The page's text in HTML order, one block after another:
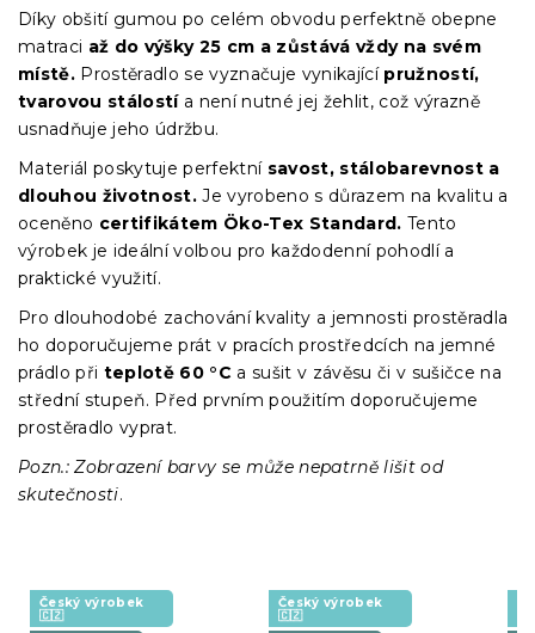
Díky obšití gumou po celém obvodu perfektně obepne
matraci až do výšky 25 cm a zůstává vždy na svém
místě. Prostěradlo se vyznačuje vynikající pružností,
tvarovou stálostía není nutné jej žehlit, což výrazně
usnadňuje jeho údržbu.
Materiál poskytuje perfektnísavost, stálobarevnost a
dlouhou životnost. Je vyrobeno s důrazem na kvalitu a
oceněno certifikátem Öko-Tex Standard. Tento
výrobek je ideální volbou pro každodenní pohodlí a
praktické využití.
Pro dlouhodobé zachování kvality a jemnosti prostěradla
ho doporučujeme prát v pracích prostředcích na jemné
prádlo při teplotě 60 °C a sušit v závěsu či v sušičce na
střední stupeň. Před prvním použitím doporučujeme
prostěradlo vyprat.
Pozn.: Zobrazení barvy se může nepatrně lišit od
skutečnosti.
Český výrobek
🇨🇿
Český výrobek
🇨🇿